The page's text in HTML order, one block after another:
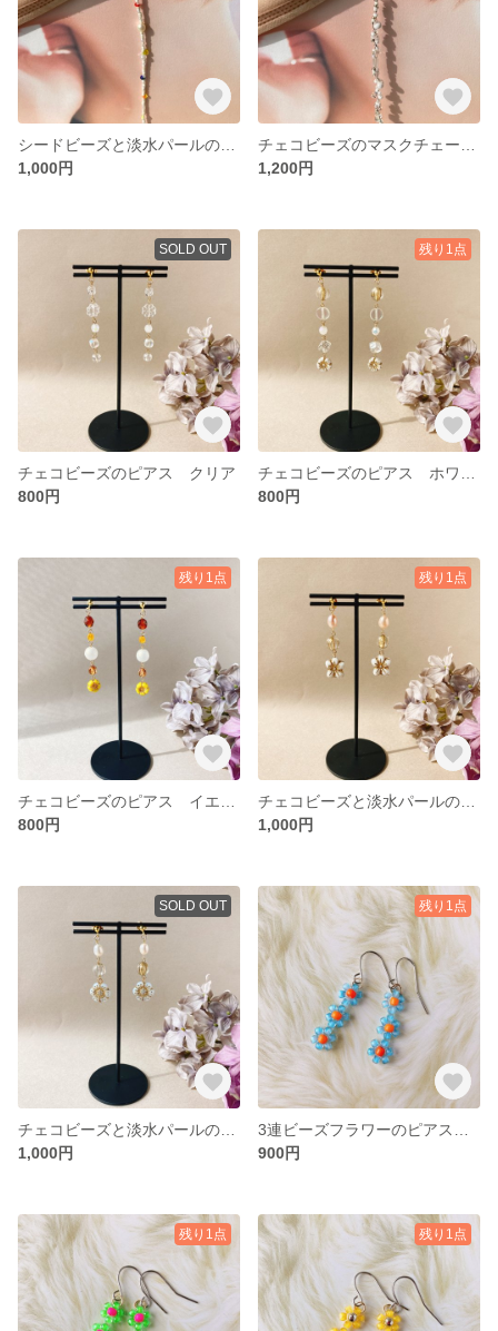
1,000円
1,200円
SOLD OUT
チェコビーズのピアス クリア
800円
残り1点
800円
残り1点
800円
残り1点
1,000円
SOLD OUT
1,000円
残り1点
900円
残り1点 残り1点